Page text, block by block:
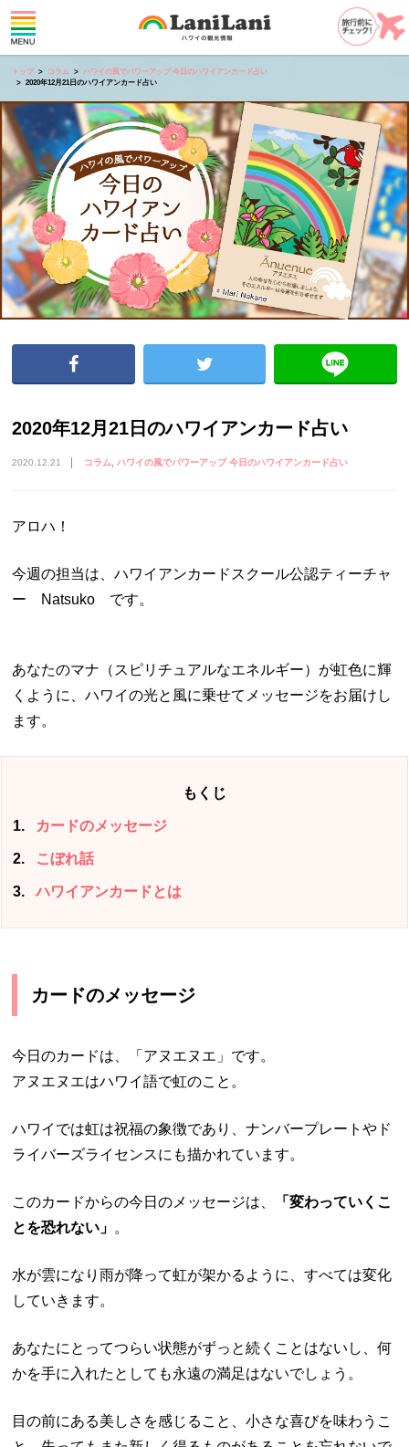
トップ コラム
ハワイの風でパワーアップ 今日のハワイアンカード占い
2020年12月21日のハワイアンカード占い
2020年12月21日のハワイアンカード占い
2020.12.21 コラム ハワイの風でパワーアップ 今日のハワイアンカード占い
アロハ！
今週の担当は、ハワイアンカードスクール公認ティーチャ
ー Natsuko です。
あなたのマナ（スピリチュアルなエネルギー）が虹色に輝
くように、ハワイの光と風に乗せてメッセージをお届けし
ます。
もくじ
1 カードのメッセージ
2 こぼれ話
3 ハワイアンカードとは
カードのメッセージ
今日のカードは、「アヌエヌエ」です。
アヌエヌエはハワイ語で虹のこと。
ハワイでは虹は祝福の象徴であり、ナンバープレートやド
ライバーズライセンスにも描かれています。
このカードからの今日のメッセージは、
「変わっていくこ
とを恐れない」 。
水が雲になり雨が降って虹が架かるように、すべては変化
していきます。
あなたにとってつらい状態がずっと続くことはないし、何
かを手に入れたとしても永遠の満足はないでしょう。
目の前にある美しさを感じること、小さな喜びを味わうこ